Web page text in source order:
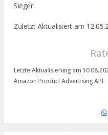
Sieger.
Zuletzt Aktualisiert am
Letzte Aktualisierung am
Amazon Product Advertising API